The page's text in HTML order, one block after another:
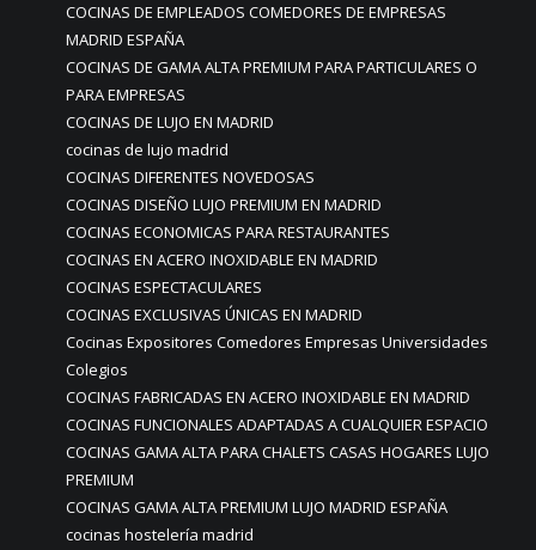
COCINAS DE EMPLEADOS COMEDORES DE EMPRESAS
MADRID ESPAÑA
COCINAS DE GAMA ALTA PREMIUM PARA PARTICULARES O
PARA EMPRESAS
COCINAS DE LUJO EN MADRID
cocinas de lujo madrid
COCINAS DIFERENTES NOVEDOSAS
COCINAS DISEÑO LUJO PREMIUM EN MADRID
COCINAS ECONOMICAS PARA RESTAURANTES
COCINAS EN ACERO INOXIDABLE EN MADRID
COCINAS ESPECTACULARES
COCINAS EXCLUSIVAS ÚNICAS EN MADRID
Cocinas Expositores Comedores Empresas Universidades
Colegios
COCINAS FABRICADAS EN ACERO INOXIDABLE EN MADRID
COCINAS FUNCIONALES ADAPTADAS A CUALQUIER ESPACIO
COCINAS GAMA ALTA PARA CHALETS CASAS HOGARES LUJO
PREMIUM
COCINAS GAMA ALTA PREMIUM LUJO MADRID ESPAÑA
cocinas hostelería madrid